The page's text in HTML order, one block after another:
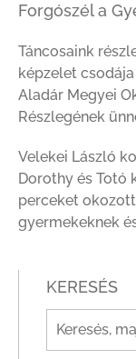
Forgószél a
Táncosaink
képzelet
Aladár Megyei
Részlegének
Velekei László
Dorothy és Totó
perceket
gyermekeknek
KERESÉS